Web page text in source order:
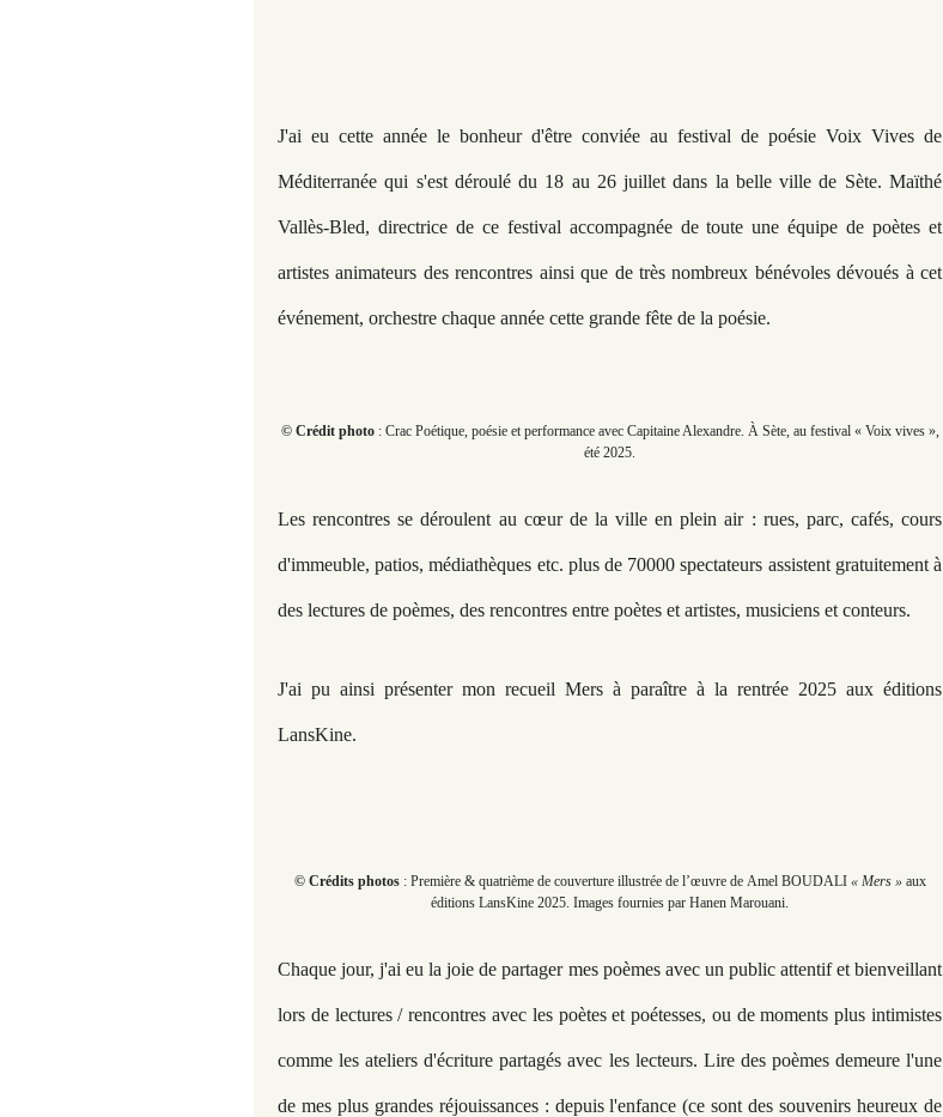
J'ai eu cette année le bonheur d'être conviée au festival de poésie Voix Vives de
Méditerranée qui s'est déroulé du 18 au 26 juillet dans la belle ville de Sète. Maïthé
Vallès-Bled, directrice de ce festival accompagnée de toute une équipe de poètes et
artistes animateurs des rencontres ainsi que de très nombreux bénévoles dévoués à cet
événement, orchestre chaque année cette grande fête de la poésie.
© Crédit photo : Crac Poétique, poésie et performance avec Capitaine Alexandre. À Sète, au festival « Voix vives »,
été 2025.
Les rencontres se déroulent au cœur de la ville en plein air : rues, parc, cafés, cours
d'immeuble, patios, médiathèques etc. plus de 70000 spectateurs assistent gratuitement à
des lectures de poèmes, des rencontres entre poètes et artistes, musiciens et conteurs.
J'ai pu ainsi présenter mon recueil Mers à paraître à la rentrée 2025 aux éditions
LansKine.
© Crédits photos : Première & quatrième de couverture illustrée de l’œuvre de Amel BOUDALI « Mers » aux
éditions LansKine 2025. Images fournies par Hanen Marouani.
Chaque jour, j'ai eu la joie de partager mes poèmes avec un public attentif et bienveillant
lors de lectures / rencontres avec les poètes et poétesses, ou de moments plus intimistes
comme les ateliers d'écriture partagés avec les lecteurs. Lire des poèmes demeure l'une
de mes plus grandes réjouissances : depuis l'enfance (ce sont des souvenirs heureux de